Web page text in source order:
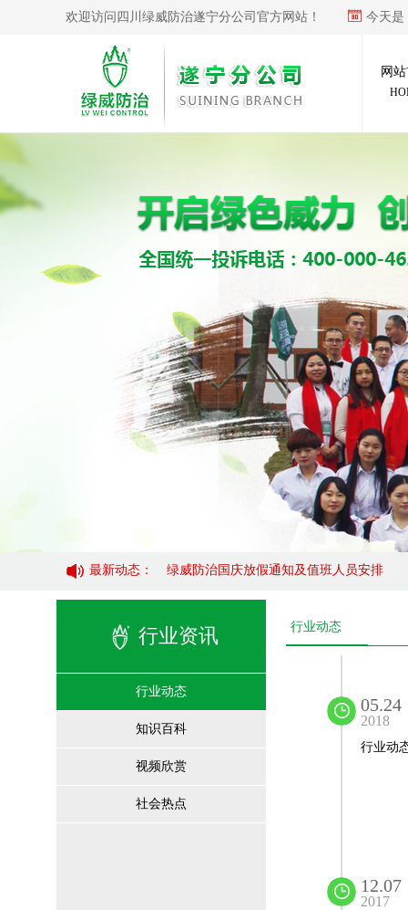
欢迎访问四川绿威防治遂宁分公司官方网站！ 今天是
网
最新动态：
绿威防治国庆放假通知及值班人员安排
行业资讯
行业动态
知识百科
视频欣赏
社会热点
行业动态
05.24
2018
行业动
12.07
2017